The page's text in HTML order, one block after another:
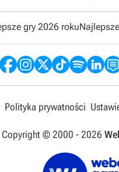
gry 2026 roku
Polityka prywatności
Copyright © 2000 - 2026